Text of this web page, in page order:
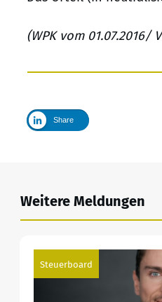
(WPK vom 01.07.2016/
Share
Weitere Meldungen
Steuerboard